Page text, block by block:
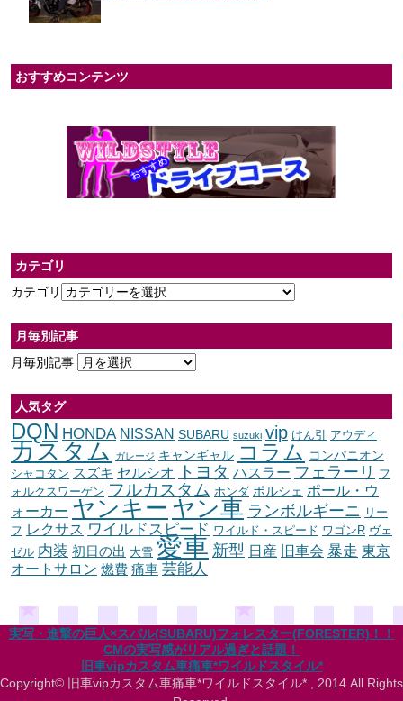
おすすめコンテンツ
カテゴリ
カテゴリ
月毎別記事
月毎別記事
人気タグ
DQN HONDA NISSAN SUBARU suzuki vip けん引 アウディ
カスタム ガレージ キャンギャル コラム コンパニオン
シャコタン スズキ セルシオ トヨタ ハスラー フェラーリ
フ
ォルクスワーゲン フルカスタム ホンダ ポルシェ ポール・ウ
ォーカー ヤンキー ヤン車 ランボルギーニ
リー
フ レクサス ワイルドスピード ワイルド・スピード ワゴンR ヴェ
ゼル 内装 初日の出 大雪 愛車 新型 日産 旧車会 暴走 東京
オートサロン 燃費 痛車 芸能人
実写・進撃の巨人×スバル(SUBARU)フォレスター(FORESTER)！！
CMの実写感がリアル過ぎと話題！
旧車vipカスタム車痛車*ワイルドスタイル*
Copyright© 旧車vipカスタム車痛車*ワイルドスタイル* , 2014 All Rights